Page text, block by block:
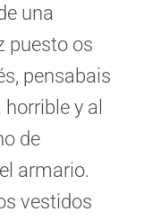
una
puesto os
pensabais
y al
de
armario.
vestidos